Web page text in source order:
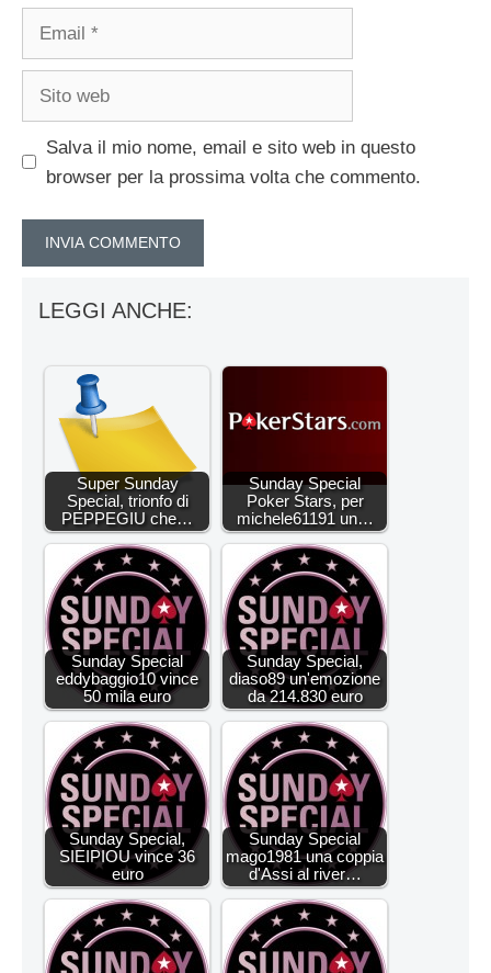
Salva il mio nome, email e sito web in questo
browser per la prossima volta che commento.
LEGGI ANCHE:
Super Sunday
Special, trionfo di
PEPPEGIU che…
Sunday Special
Poker Stars, per
michele61191 un…
Sunday Special
eddybaggio10 vince
50 mila euro
Sunday Special,
diaso89 un'emozione
da 214.830 euro
Sunday Special,
SIEIPIOU vince 36
euro
Sunday Special
mago1981 una coppia
d'Assi al river…